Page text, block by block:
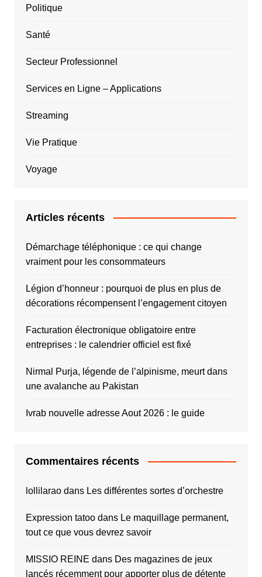
Politique
Santé
Secteur Professionnel
Services en Ligne – Applications
Streaming
Vie Pratique
Voyage
Articles récents
Démarchage téléphonique : ce qui change
vraiment pour les consommateurs
Légion d’honneur : pourquoi de plus en plus de
décorations récompensent l’engagement citoyen
Facturation électronique obligatoire entre
entreprises : le calendrier officiel est fixé
Nirmal Purja, légende de l’alpinisme, meurt dans
une avalanche au Pakistan
Ivrab nouvelle adresse Aout 2026 : le guide
Commentaires récents
lollilaraodans Les différentes sortes d’orchestre
Expression tatoodans Le maquillage permanent,
tout ce que vous devrez savoir
MISSIO REINE dans Des magazines de jeux
lancés récemment pour apporter plus de détente